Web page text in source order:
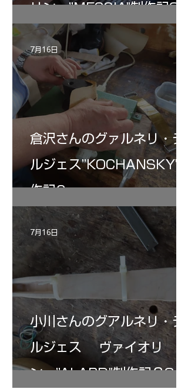
リン ”MESSIA"制作記32
倉沢さんのグァルネリ・デ
ルジェス”KOCHANSKY"制
作記6
7月16日
小川さんのグアルネリ・デ
ルジェス ヴァイオリ
ン ”ALARD"制作記３3
7月16日